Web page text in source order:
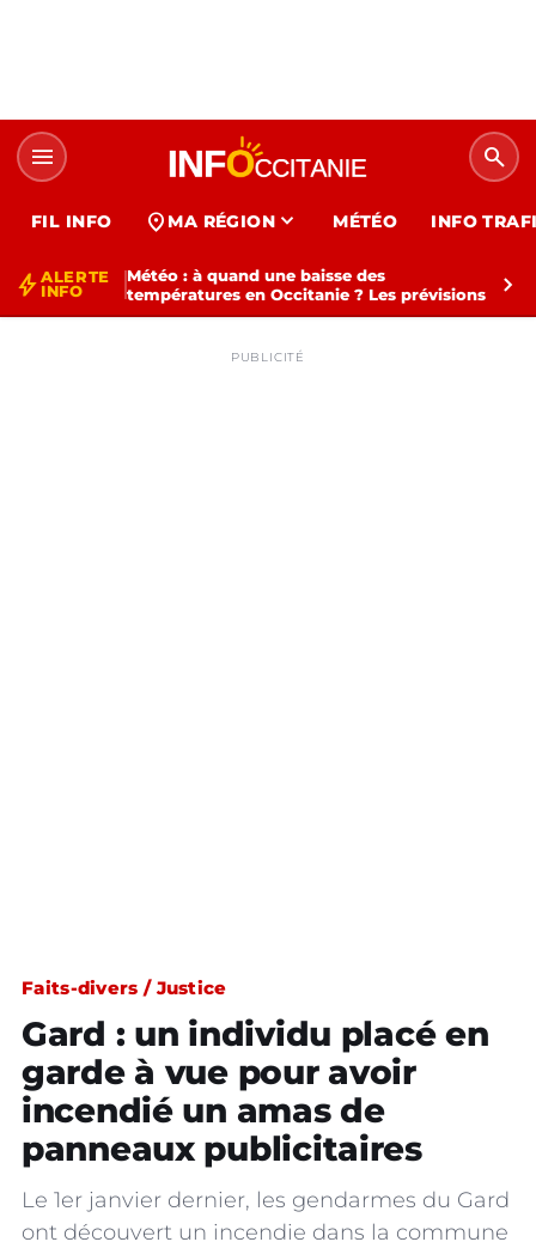
menu search
FIL INFO location_on MA RÉGION expand_more MÉTÉO INFO
bolt ALERTE
INFO
Météo : à quand une baisse des
températures en Occitanie ? Les prévisions
chevron_right
PUBLICITÉ
Faits-divers / Justice
Gard : un individu placé en
garde à vue pour avoir
incendié un amas de
panneaux publicitaires
Le 1er janvier dernier, les gendarmes du Gard
ont découvert un incendie dans la commune